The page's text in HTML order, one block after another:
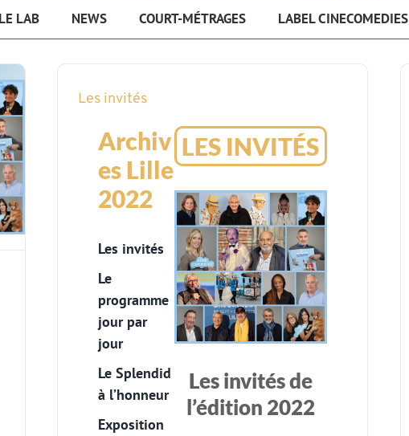
LE LAB NEWS COURT-MÉTRAGES LABEL CINECOMEDIES
Les invités
Archiv
es Lille
2022
Les invités
Le
programme
jour par
jour
Le Splendid
à l’honneur
Exposition
LES INVITÉS
Les invités de
l’édition 2022